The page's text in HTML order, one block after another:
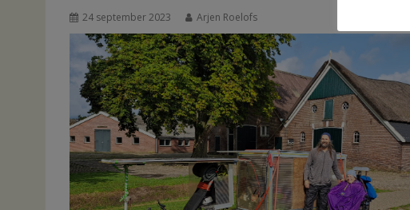
24 september 2023 Arjen Roelofs